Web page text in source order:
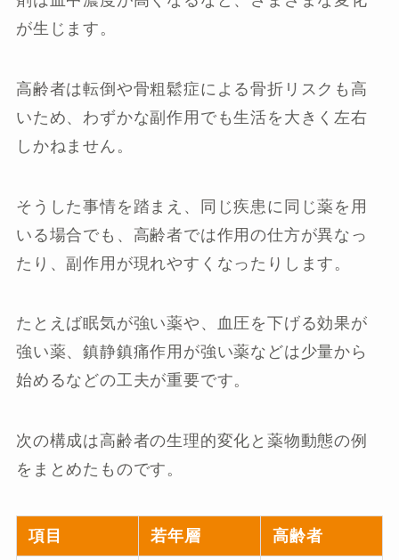
が生じます。
高齢者は転倒や骨粗鬆症による骨折リスクも高
いため、わずかな副作用でも生活を大きく左右
しかねません。
そうした事情を踏まえ、同じ疾患に同じ薬を用
いる場合でも、高齢者では作用の仕方が異なっ
たり、副作用が現れやすくなったりします。
たとえば眠気が強い薬や、血圧を下げる効果が
強い薬、鎮静鎮痛作用が強い薬などは少量から
始めるなどの工夫が重要です。
次の構成は高齢者の生理的変化と薬物動態の例
をまとめたものです。
項目 若年層 高齢者